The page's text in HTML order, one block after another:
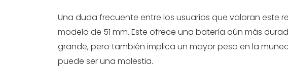
Una duda frecuente entre los usuarios que valoran este
modelo de 51 mm. Este ofrece una batería aún más
grande, pero también implica un mayor peso en la
puede ser una molestia.